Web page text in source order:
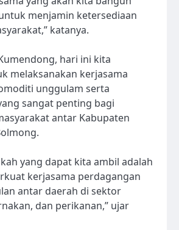
menjamin ketersediaan
katanya.
hari ini kita
melaksanakan kerjasama
unggulam serta
sangat penting bagi
antar Kabupaten
yang dapat kita ambil adalah
kerjasama perdagangan
antar daerah di sektor
dan perikanan,” ujar